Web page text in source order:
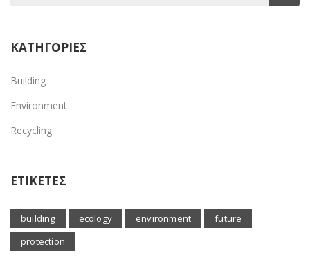
ΚΑΤΗΓΟΡΙΕΣ
Building
Environment
Recycling
ΕΤΙΚΕΤΕΣ
building ecology environment
future
protection